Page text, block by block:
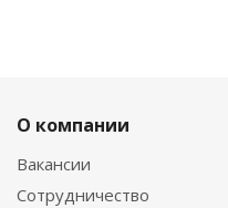
О компании
Вакансии
Сотрудничество